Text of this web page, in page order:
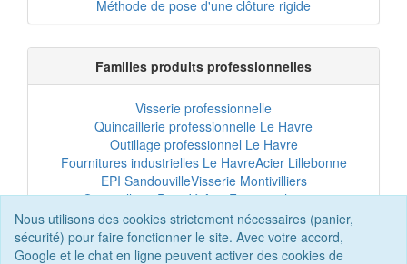
Nous utilisons des cookies strictement nécessaires (panier,
sécurité) pour faire fonctionner le site. Avec votre accord,
Google et le chat en ligne peuvent activer des cookies de
Méthode de pose d'une clôture rigide
Familles produits professionnelles
Visserie professionnelle
Quincaillerie professionnelle Le Havre
Outillage professionnel Le Havre
Fournitures industrielles Le HavreAcier Lillebonne
EPI SandouvilleVisserie Montivilliers
Quincaillerie Port-JérômeFixation chantier
EPI professionnelOutillage maintenance
Acier professionnelTôles et bardage
Scellement chimiqueClôtures Le Havre